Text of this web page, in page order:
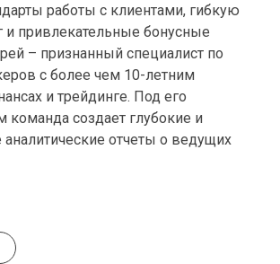
работы с клиентами, гибкую
и привлекательные бонусные
– признанный специалист по
с более чем 10-летним
и трейдинге. Под его
команда создает глубокие и
отчеты о ведущих